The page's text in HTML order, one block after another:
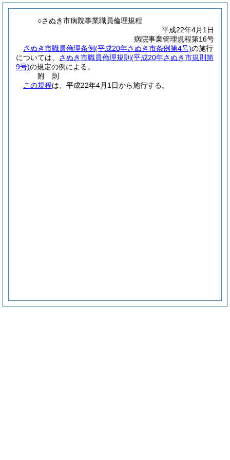
○さぬき市病院事業職員倫理規程
平成22年4月1日
病院事業管理規程第16号
さぬき市職員倫理条例(平成20年さぬき市条例第4号)の施行
については、 さぬき市職員倫理規則 (平成20年さぬき市規則第
9号)の規定の例による。
附 則
この規程は、平成22年4月1日から施行する。